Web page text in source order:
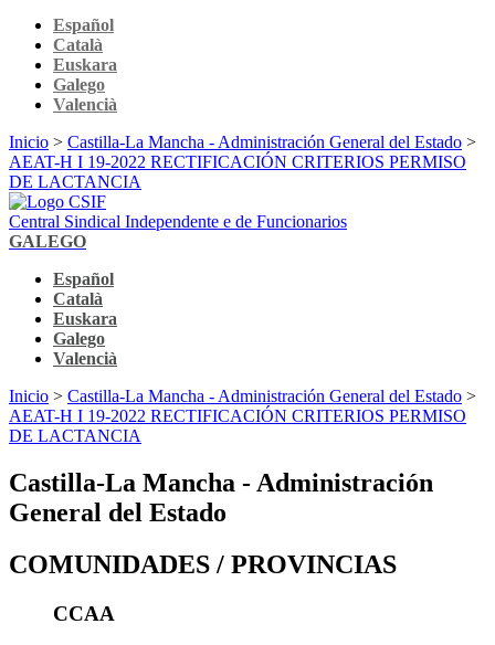
Español
Català
Euskara
Galego
Valencià
Inicio > Castilla-La Mancha - Administración General del Estado >
AEAT-H I 19-2022 RECTIFICACIÓN CRITERIOS PERMISO
DE LACTANCIA
Central Sindical Independente e de Funcionarios
GALEGO
Español
Català
Euskara
Galego
Valencià
Inicio > Castilla-La Mancha - Administración General del Estado >
AEAT-H I 19-2022 RECTIFICACIÓN CRITERIOS PERMISO
DE LACTANCIA
Castilla-La Mancha - Administración
General del Estado
COMUNIDADES / PROVINCIAS
CCAA